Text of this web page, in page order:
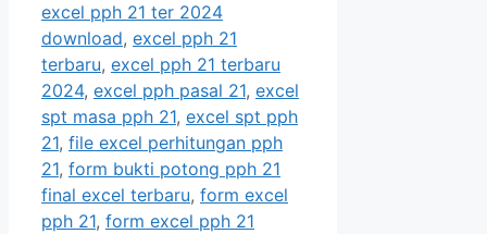
excel pph 21 ter 2024
download, excel pph 21
terbaru, excel pph 21 terbaru
2024, excel pph pasal 21, excel
spt masa pph 21, excel spt pph
21, file excel perhitungan pph
21, form bukti potong pph 21
final excel terbaru, form excel
pph 21, form excel pph 21